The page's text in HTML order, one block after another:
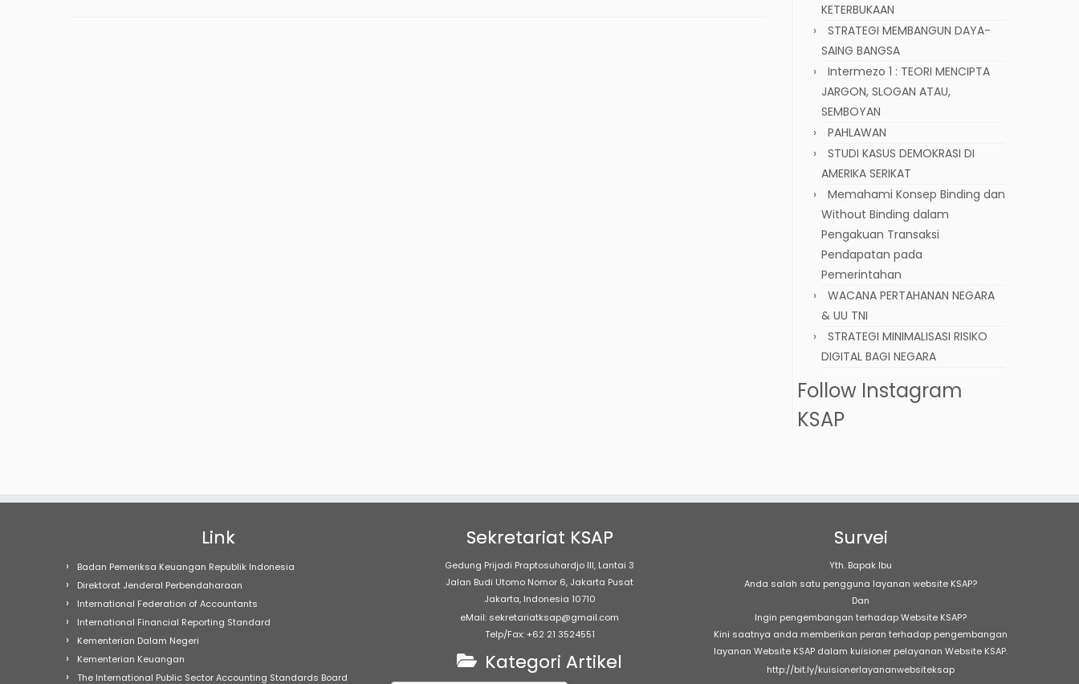
KETERBUKAAN
STRATEGI MEMBANGUN DAYA-
SAING BANGSA
Intermezo 1 : TEORI MENCIPTA
JARGON, SLOGAN ATAU,
SEMBOYAN
PAHLAWAN
STUDI KASUS DEMOKRASI DI
AMERIKA SERIKAT
Memahami Konsep Binding dan
Without Binding dalam
Pengakuan Transaksi
Pendapatan pada
Pemerintahan
WACANA PERTAHANAN NEGARA
& UU TNI
STRATEGI MINIMALISASI RISIKO
DIGITAL BAGI NEGARA
Follow Instagram
KSAP
Link
Badan Pemeriksa Keuangan Republik Indonesia
Direktorat Jenderal Perbendaharaan
International Federation of Accountants
International Financial Reporting Standard
Kementerian Dalam Negeri
Kementerian Keuangan
The International Public Sector Accounting Standards Board
Sekretariat KSAP
Gedung Prijadi Praptosuhardjo III, Lantai 3
Jalan Budi Utomo Nomor 6, Jakarta Pusat
Jakarta, Indonesia 10710
eMail: sekretariatksap@gmail.com
Telp/Fax: +62 21 3524551
Kategori Artikel
Survei
Yth. Bapak Ibu
Anda salah satu pengguna layanan website KSAP?
Dan
Ingin pengembangan terhadap Website KSAP?
Kini saatnya anda memberikan peran terhadap pengembangan
layanan Website KSAP dalam kuisioner pelayanan Website KSAP.
http://bit.ly/kuisionerlayananwebsiteksap